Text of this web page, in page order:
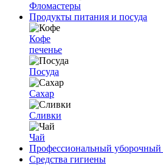
Фломастеры
Продукты питания и посуда
Кофе
печенье
Посуда
Сахар
Сливки
Чай
Профессиональный уборочный
Средства гигиены